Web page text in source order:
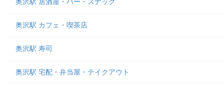
奥沢駅 カフェ・喫茶店
奥沢駅 寿司
奥沢駅 宅配・弁当屋・テイクアウト